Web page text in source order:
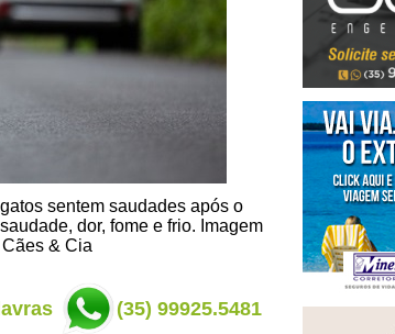
sentem saudades após o
dor, fome e frio. Imagem
& Cia
(35) 99925.5481